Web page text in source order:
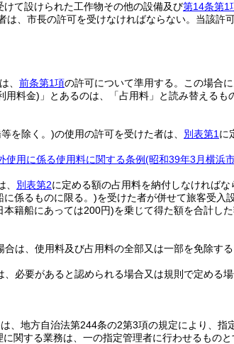
けて設けられた工作物その他の設備及び第14条第1
、市長の許可を受けなければならない。 当該許
、 前条第1項の許可について準用する。 この場合に
用料金) 」とあるのは、「占用料」と読み替えるも
を除く。)の使用の許可を受けた者は、 別表第1 に
使用に係る使用料に関する条例(昭和39年3月横浜
別表第2に定める額の占用料を納付しなければな
に係るものに限る。)を受けた者が併せて旅客受入
本籍船にあっては200円)を乗じて得た額を合計し
は、使用料及び占用料の全部又は一部を免除する
、必要があると認められる場合又は規則で定める
、地方自治法第244条の2第3項の規定により、指
関する業務は、一の指定管理者に行わせるものと